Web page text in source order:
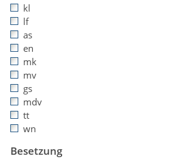
kl
lf
as
en
mk
mv
gs
mdv
tt
wn
Besetzung